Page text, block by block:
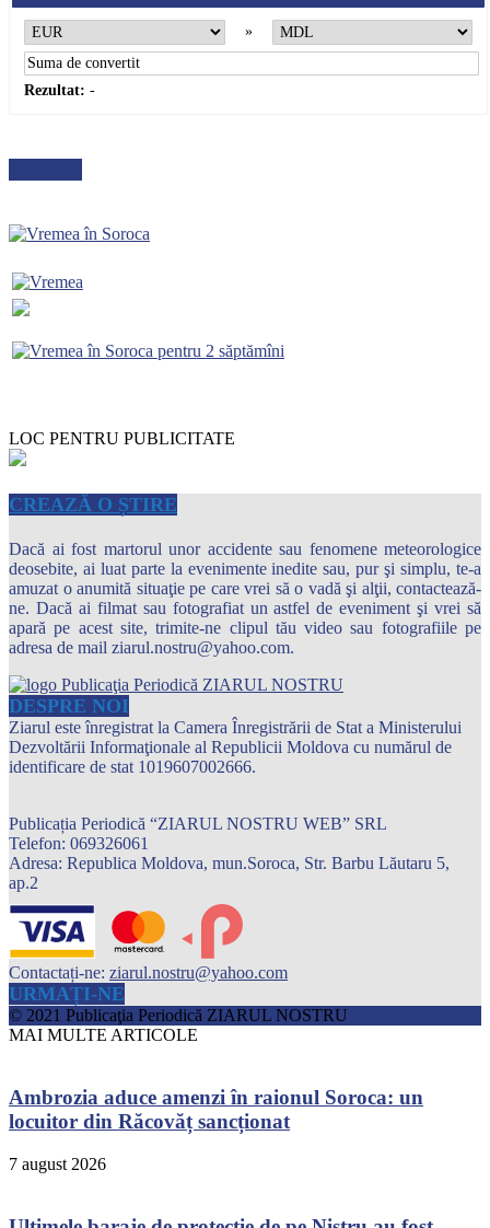
»
Rezultat: -
LOC PENTRU PUBLICITATE
CREAZĂ O ȘTIRE
Dacă ai fost martorul unor accidente sau fenomene meteorologice
deosebite, ai luat parte la evenimente inedite sau, pur şi simplu, te-a
amuzat o anumită situaţie pe care vrei să o vadă şi alţii, contactează-
ne. Dacă ai filmat sau fotografiat un astfel de eveniment şi vrei să
apară pe acest site, trimite-ne clipul tău video sau fotografiile pe
adresa de mail ziarul.nostru@yahoo.com.
DESPRE NOI
Ziarul este înregistrat la Camera Înregistrării de Stat a Ministerului
Dezvoltării Informaţionale al Republicii Moldova cu numărul de
identificare de stat 1019607002666.
Publicația Periodică “ZIARUL NOSTRU WEB” SRL
Telefon: 069326061
Adresa: Republica Moldova, mun.Soroca, Str. Barbu Lăutaru 5,
ap.2
Contactați-ne: ziarul.nostru@yahoo.com
URMAȚI-NE
© 2021 Publicaţia Periodică ZIARUL NOSTRU
MAI MULTE ARTICOLE
Ambrozia aduce amenzi în raionul Soroca: un
locuitor din Răcovăț sancționat
7 august 2026